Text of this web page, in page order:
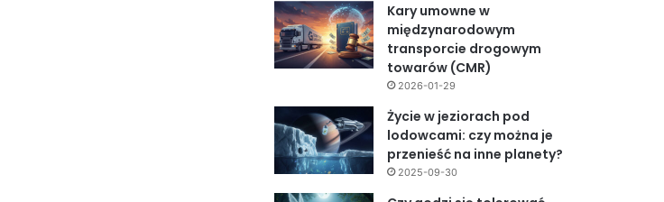
Kary umowne w
międzynarodowym
transporcie drogowym
towarów (CMR)
2026-01-29
Życie w jeziorach pod
lodowcami: czy można je
przenieść na inne planety?
2025-09-30